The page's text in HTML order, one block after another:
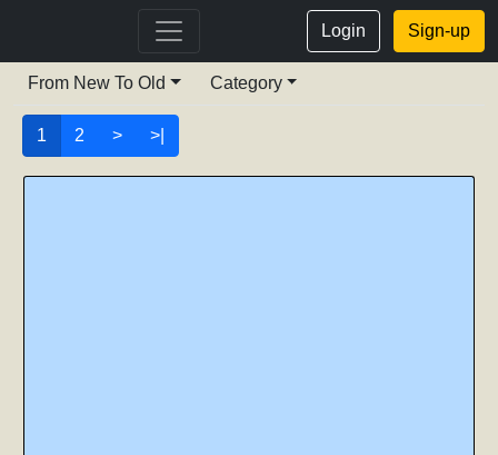
Login Sign-up
From New To Old Category
1 2 > >|